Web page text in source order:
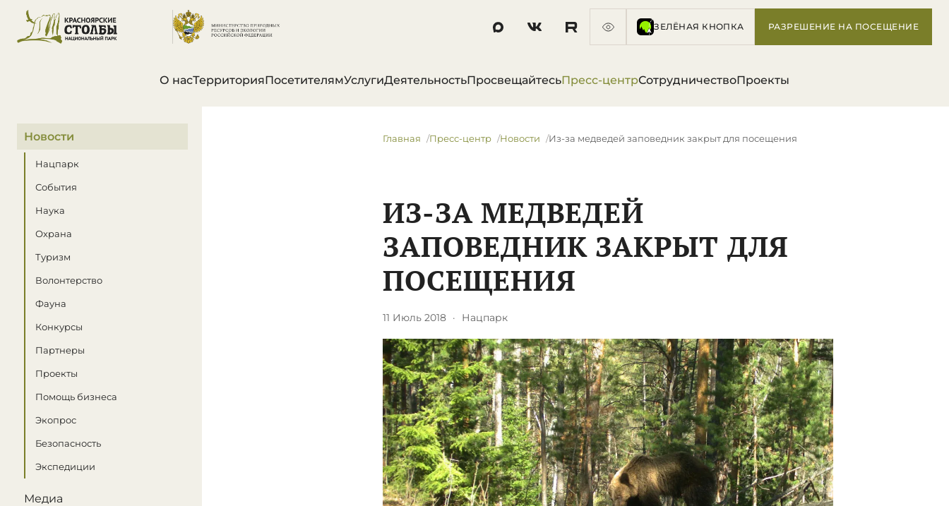
ЗЕЛЁНАЯ КНОПКА РАЗРЕШЕНИЕ НА ПОСЕЩЕНИЕ
О насТерриторияПосетителямУслугиДеятельностьПросвещайтесьПресс-центрСотрудничествоПроекты
В этом разделе
Новости
Нацпарк
События
Наука
Охрана
Туризм
Волонтерство
Фауна
Конкурсы
Партнеры
Проекты
Помощь бизнеса
Экопрос
Безопасность
Экспедиции
Медиа
Главная Пресс-центр Новости Из-за медведей заповедник закрыт для посещения
ИЗ-ЗА МЕДВЕДЕЙ
ЗАПОВЕДНИК ЗАКРЫТ ДЛЯ
ПОСЕЩЕНИЯ
11 Июль 2018 · Нацпарк